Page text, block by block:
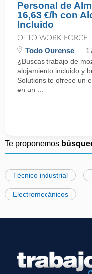
Personal de
16,63 €/h con
Incluido
OTTO WORK FORCE
Todo Ourense
¿Buscas trabajo de
alojamiento incluido y
Solutions te ofrece un
en un ...
Te proponemos
Técnico industrial
Electromecánicos